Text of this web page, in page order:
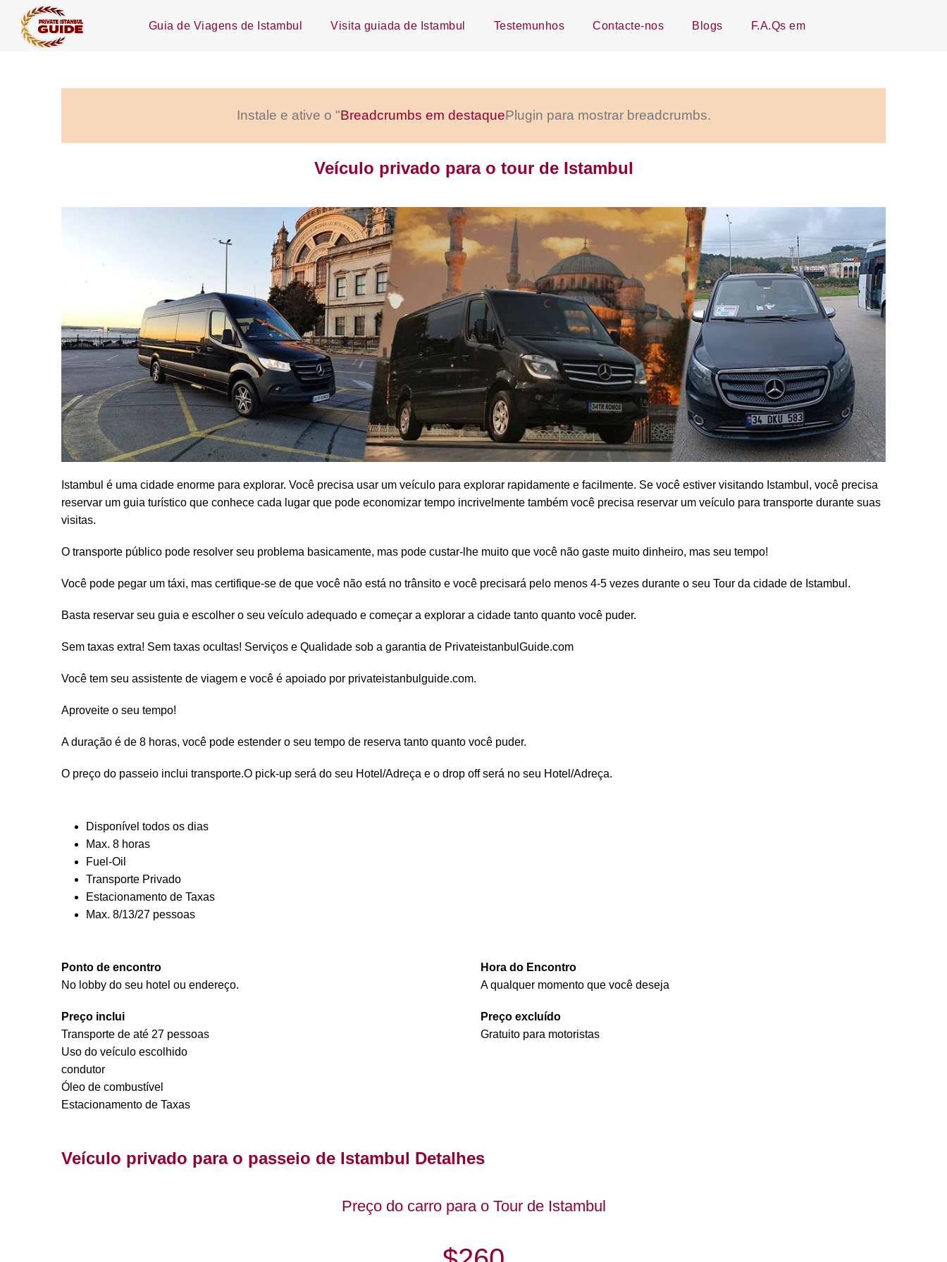
Guia de Viagens de Istambul Visita guiada de Istambul Testemunhos Contacte-nos Blogs F.A.Qs em
Instale e ative o "Breadcrumbs em destaquePlugin para mostrar breadcrumbs.
Veículo privado para o tour de Istambul
Istambul é uma cidade enorme para explorar. Você precisa usar um veículo para explorar rapidamente e facilmente. Se você estiver visitando Istambul, você precisa
reservar um guia turístico que conhece cada lugar que pode economizar tempo incrivelmente também você precisa reservar um veículo para transporte durante suas
visitas.
O transporte público pode resolver seu problema basicamente, mas pode custar-lhe muito que você não gaste muito dinheiro, mas seu tempo!
Você pode pegar um táxi, mas certifique-se de que você não está no trânsito e você precisará pelo menos 4-5 vezes durante o seu Tour da cidade de Istambul.
Basta reservar seu guia e escolher o seu veículo adequado e começar a explorar a cidade tanto quanto você puder.
Sem taxas extra! Sem taxas ocultas! Serviços e Qualidade sob a garantia de PrivateistanbulGuide.com
Você tem seu assistente de viagem e você é apoiado por privateistanbulguide.com.
Aproveite o seu tempo!
A duração é de 8 horas, você pode estender o seu tempo de reserva tanto quanto você puder.
O preço do passeio inclui transporte.O pick-up será do seu Hotel/Adreça e o drop off será no seu Hotel/Adreça.
Disponível todos os dias
Max. 8 horas
Fuel-Oil
Transporte Privado
Estacionamento de Taxas
Max. 8/13/27 pessoas
Ponto de encontro
No lobby do seu hotel ou endereço.
Preço inclui
Transporte de até 27 pessoas
Uso do veículo escolhido
condutor
Óleo de combustível
Estacionamento de Taxas
Hora do Encontro
A qualquer momento que você deseja
Preço excluído
Gratuito para motoristas
Veículo privado para o passeio de Istambul Detalhes
Preço do carro para o Tour de Istambul